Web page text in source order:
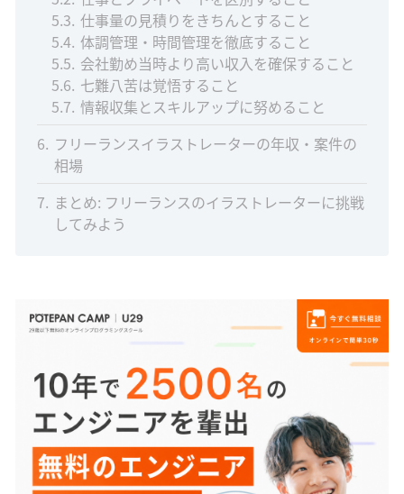
5.3 仕事量の見積りをきちんとすること
5.4 体調管理・時間管理を徹底すること
5.5 会社勤め当時より高い収入を確保すること
5.6 七難八苦は覚悟すること
5.7 情報収集とスキルアップに努めること
6 フリーランスイラストレーターの年収・案件の
相場
7 まとめ: フリーランスのイラストレーターに挑戦
してみよう